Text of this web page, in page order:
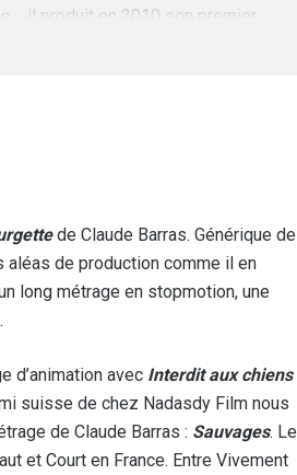
…, il produit en 2010 son premier
tous formats en 2D et en
de Claude Barras. Générique de
aléas de production comme il en
long métrage en stopmotion, une
d’animation avec Interdit aux chiens
suisse de chez Nadasdy Film nous
de Claude Barras : Sauvages. Le
et Court en France. Entre Vivement